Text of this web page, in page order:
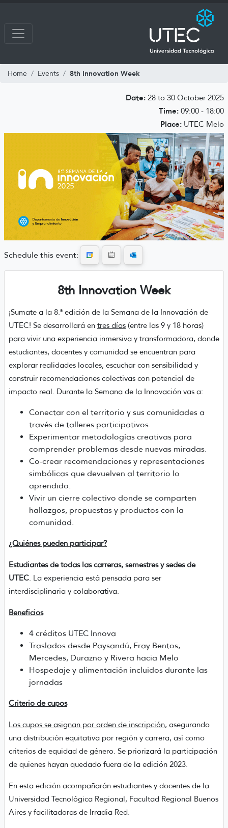
Home Events 8th Innovation Week
Date: 28 to 30 October 2025
Time: 09:00 - 18:00
Place: UTEC Melo
Schedule this event:
8th Innovation Week
¡Sumate a la 8.ª edición de la Semana de la Innovación de
UTEC! Se desarrollará en tres días (entre las 9 y 18 horas)
para vivir una experiencia inmersiva y transformadora, donde
estudiantes, docentes y comunidad se encuentran para
explorar realidades locales, escuchar con sensibilidad y
construir recomendaciones colectivas con potencial de
impacto real. Durante la Semana de la Innovación vas a:
Conectar con el territorio y sus comunidades a
través de talleres participativos.
Experimentar metodologías creativas para
comprender problemas desde nuevas miradas.
Co-crear recomendaciones y representaciones
simbólicas que devuelven al territorio lo
aprendido.
Vivir un cierre colectivo donde se comparten
hallazgos, propuestas y productos con la
comunidad.
¿Quiénes pueden participar?
Estudiantes de todas las carreras, semestres y sedes de
UTEC. La experiencia está pensada para ser
interdisciplinaria y colaborativa.
Beneficios
4 créditos UTEC Innova
Traslados desde Paysandú, Fray Bentos,
Mercedes, Durazno y Rivera hacia Melo
Hospedaje y alimentación incluidos durante las
jornadas
Criterio de cupos
Los cupos se asignan por orden de inscripción, asegurando
una distribución equitativa por región y carrera, así como
criterios de equidad de género. Se priorizará la participación
de quienes hayan quedado fuera de la edición 2023.
En esta edición acompañarán estudiantes y docentes de la
Universidad Tecnológica Regional, Facultad Regional Buenos
Aires y facilitadoras de Irradia Red.